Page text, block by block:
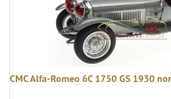
CMC Alfa-Romeo 6C 1750 GS 1930